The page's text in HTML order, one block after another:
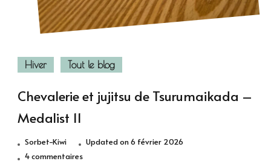
Hiver Tout le blog
Chevalerie et jujitsu de Tsurumaikada –
Medalist 11
Sorbet-Kiwi Updated on6 février 2026
4 commentairessur